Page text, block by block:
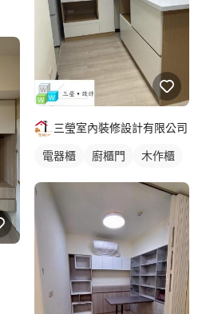
三瑩室內裝修設計有限公司
電器櫃 廚櫃門 木作櫃